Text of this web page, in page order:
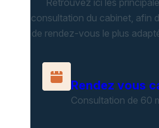
Retrouvez ici les
consultation du cabinet, afin
de rendez-vous le plus
Rendez vous
Consultation de 60